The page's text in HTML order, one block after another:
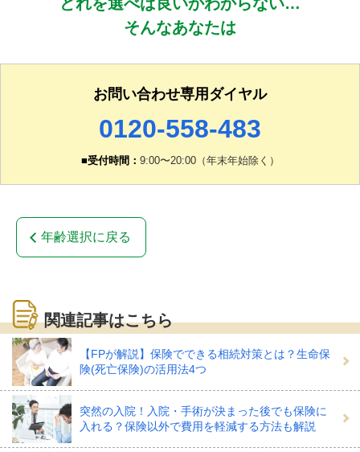
そんなあなたは
お問い合わせ専用ダイヤル
0120-558-483
■受付時間： 9:00〜20:00（年末年始除く）
年齢選択に戻る
関連記事はこちら
【FPが解説】保険でできる相続対策とは？生命保
険(死亡保険)の活用法4つ
突然の入院！入院・手術が決まった後でも保険に
入れる？保険以外で費用を軽減する方法も解説